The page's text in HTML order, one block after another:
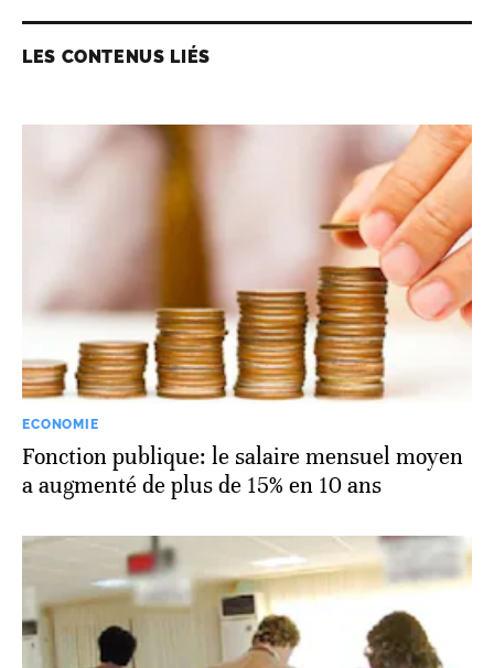
LES CONTENUS LIÉS
ECONOMIE
Fonction publique: le salaire mensuel moyen
a augmenté de plus de 15% en 10 ans